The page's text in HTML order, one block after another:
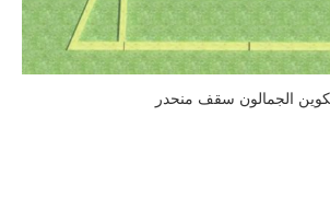
الجمالون سقف منحدر